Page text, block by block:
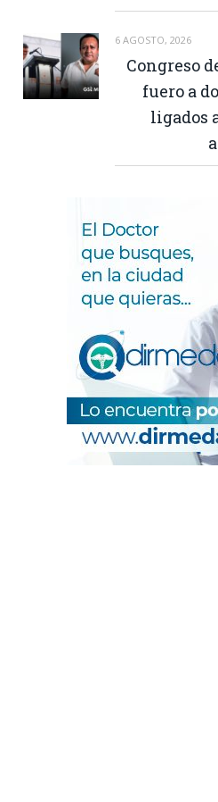
6 AGOSTO, 2026
Congreso
fuero a
ligados